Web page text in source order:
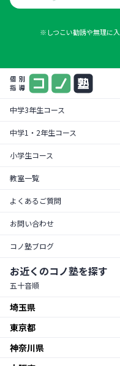
※しつこい勧誘や無理に
中学3年生コース
中学1・2年生コース
小学生コース
教室一覧
よくあるご質問
お問い合わせ
コノ塾ブログ
お近くのコノ塾を探す
五十音順
埼玉県
朝霞市
越谷市
東京都
東京23区
神奈川県